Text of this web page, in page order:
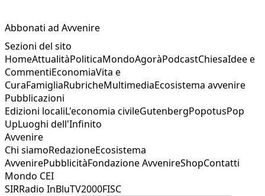
Abbonati ad Avvenire
Sezioni del sito
HomeAttualitàPoliticaMondoAgoràPodcastChiesaIdee e
CommentiEconomiaVita e
CuraFamigliaRubricheMultimediaEcosistema avvenire
Pubblicazioni
Edizioni localiL'economia civileGutenbergPopotusPop
UpLuoghi dell'Infinito
Avvenire
Chi siamoRedazioneEcosistema
AvvenirePubblicitàFondazione AvvenireShopContatti
Mondo CEI
SIRRadio InBluTV2000FISC